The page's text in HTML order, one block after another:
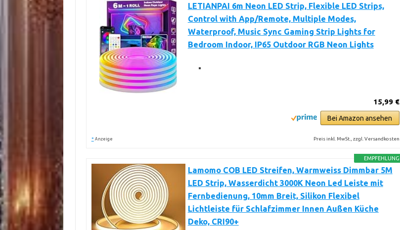
LETIANPAI 6m Neon LED Strip, Flexible LED Strips,
Control with App/Remote, Multiple Modes,
Waterproof, Music Sync Gaming Strip Lights for
Bedroom Indoor, IP65 Outdoor RGB Neon Lights
15,99 €
Bei Amazon ansehen
* Anzeige Preis inkl. MwSt., zzgl. Versandkosten
EMPFEHLUNG
Lamomo COB LED Streifen, Warmweiss Dimmbar 5M
LED Strip, Wasserdicht 3000K Neon Led Leiste mit
Fernbedienung, 10mm Breit, Silikon Flexibel
Lichtleiste für Schlafzimmer Innen Außen Küche
Deko, CRI90+